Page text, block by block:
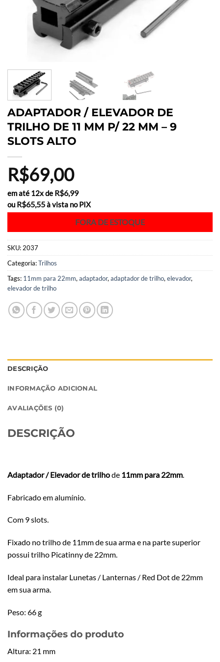
ADAPTADOR / ELEVADOR DE
TRILHO DE 11 MM P/ 22 MM – 9
SLOTS ALTO
R$69,00
em até 12x de R$6,99
ou R$65,55à vista no PIX
FORA DE ESTOQUE
SKU: 2037
Categoria:Trilhos
Tags: 11mm para 22mm, adaptador, adaptador de trilho, elevador,
elevador de trilho
DESCRIÇÃO
INFORMAÇÃO ADICIONAL
AVALIAÇÕES (0)
DESCRIÇÃO
Adaptador / Elevador de trilhode 11mm para 22mm
Fabricado em alumínio.
Com 9 slots.
Fixado no trilho de 11mm de sua arma e na parte superior
possui trilho Picatinny de 22mm.
Ideal para instalar Lunetas / Lanternas / Red Dot de 22mm
em sua arma.
Peso: 66 g
Informações do produto
Altura: 21 mm